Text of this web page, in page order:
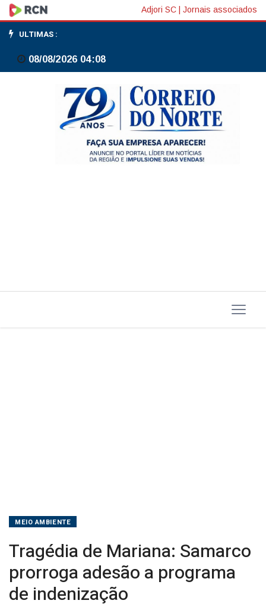
Tragédia
de
Mariana:
Samarco
prorroga
adesão
Adjori SC Jornais associados
ULTIMAS :
08/08/2026 04:08
MEIO AMBIENTE
Tragédia de Mariana: Samarco
prorroga adesão a programa
de indenização